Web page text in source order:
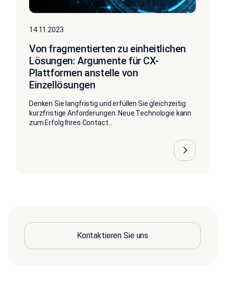
14.11.2023
Von fragmentierten zu einheitlichen
Lösungen: Argumente für CX-
Plattformen anstelle von
Einzellösungen
Denken Sie langfristig und erfüllen Sie gleichzeitig
kurzfristige Anforderungen. Neue Technologie kann
zum Erfolg Ihres Contact...
Kontaktieren Sie uns